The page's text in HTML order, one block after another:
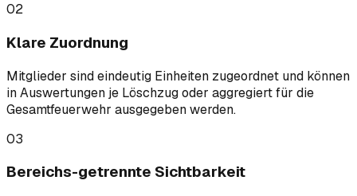
02
Klare Zuordnung
Mitglieder sind eindeutig Einheiten zugeordnet und können
in Auswertungen je Löschzug oder aggregiert für die
Gesamtfeuerwehr ausgegeben werden.
03
Bereichs-getrennte Sichtbarkeit